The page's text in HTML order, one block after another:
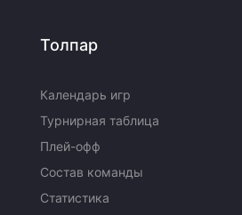
Толпар
Календарь игр
Турнирная таблица
Плей-офф
Состав команды
Статистика